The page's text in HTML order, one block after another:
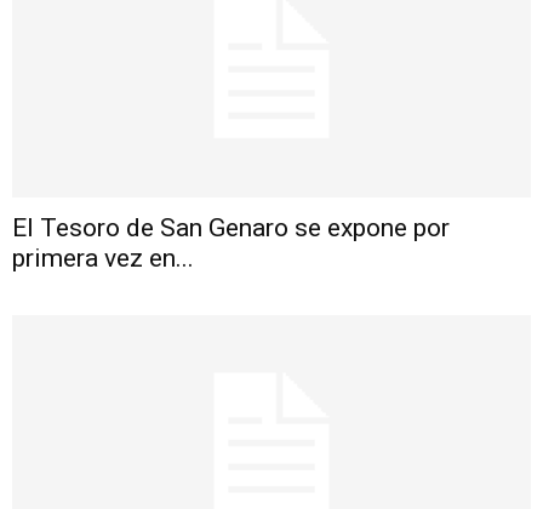
El Tesoro de San Genaro se expone por
primera vez en...